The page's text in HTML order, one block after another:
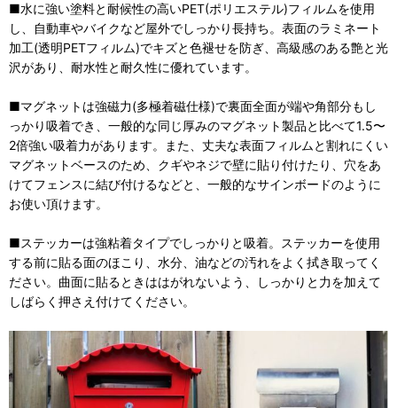
■水に強い塗料と耐候性の高いPET(ポリエステル)フィルムを使用
し、自動車やバイクなど屋外でしっかり長持ち。表面のラミネート
加工(透明PETフィルム)でキズと色褪せを防ぎ、高級感のある艶と光
沢があり、耐水性と耐久性に優れています。
■マグネットは強磁力(多極着磁仕様)で裏面全面が端や角部分もし
っかり吸着でき、一般的な同じ厚みのマグネット製品と比べて1.5〜
2倍強い吸着力があります。また、丈夫な表面フィルムと割れにくい
マグネットベースのため、クギやネジで壁に貼り付けたり、穴をあ
けてフェンスに結び付けるなどと、一般的なサインボードのように
お使い頂けます。
■ステッカーは強粘着タイプでしっかりと吸着。ステッカーを使用
する前に貼る面のほこり、水分、油などの汚れをよく拭き取ってく
ださい。曲面に貼るときははがれないよう、しっかりと力を加えて
しばらく押さえ付けてください。